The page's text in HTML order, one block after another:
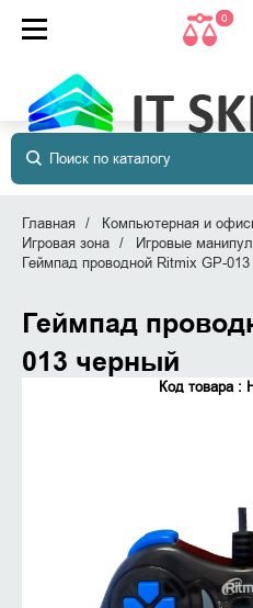
0
Главная
Компьютерная и
Игровая зона
Игровые
Геймпад проводной Ritmix GP-
Геймпад
013 черный
Код товара :